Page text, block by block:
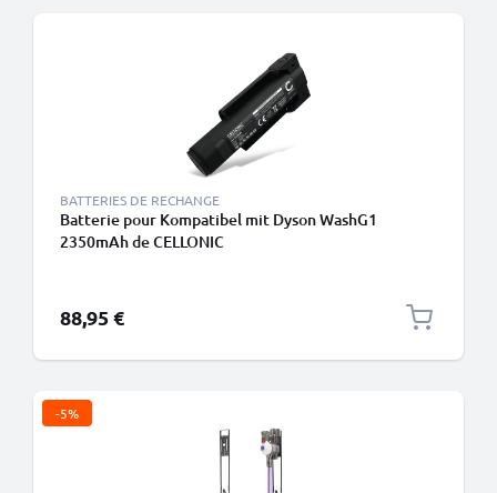
BATTERIES DE RECHANGE
Batterie pour Kompatibel mit Dyson WashG1
2350mAh de CELLONIC
88,95 €
-5%